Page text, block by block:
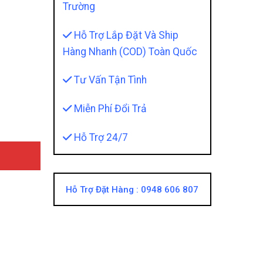
Châm quantity
Trường
Hỗ Trợ Lắp Đặt Và Ship
Hàng Nhanh (COD) Toàn Quốc
Tư Vấn Tận Tình
Miễn Phí Đổi Trả
Hỗ Trợ 24/7
Hỗ Trợ Đặt Hàng : 0948 606 807